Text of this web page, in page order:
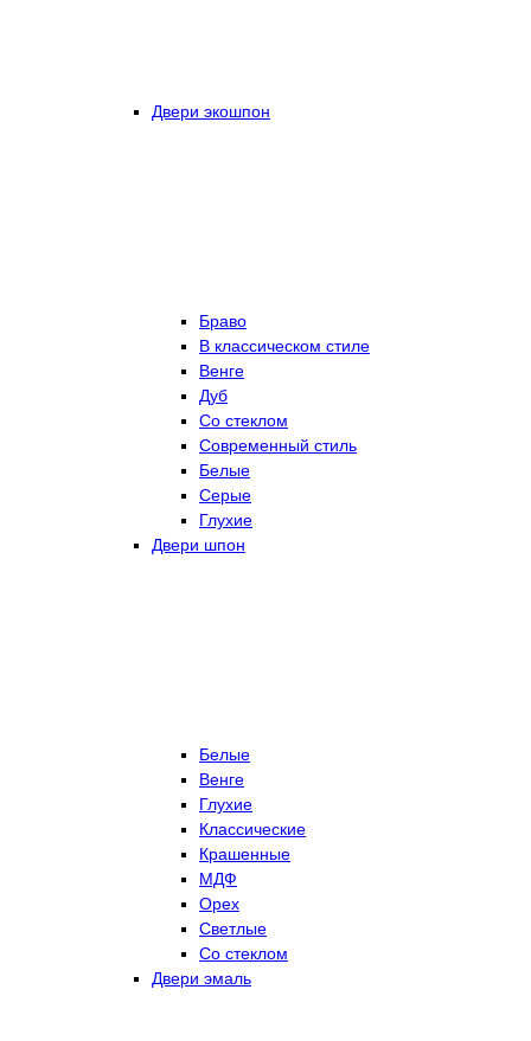
Двери экошпон
Браво
В классическом стиле
Венге
Дуб
Со стеклом
Современный стиль
Белые
Серые
Глухие
Двери шпон
Белые
Венге
Глухие
Классические
Крашенные
МДФ
Орех
Светлые
Со стеклом
Двери эмаль